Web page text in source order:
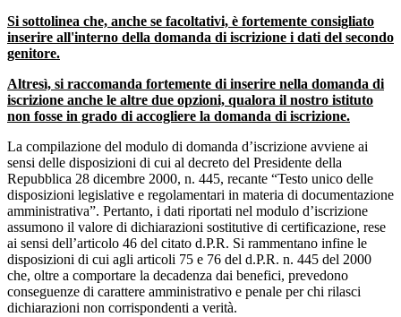
Si sottolinea che, anche se facoltativi, è fortemente consigliato
inserire all'interno della domanda di iscrizione i dati del secondo
genitore.
Altresì, si raccomanda fortemente di inserire nella domanda di
iscrizione anche le altre due opzioni, qualora il nostro istituto
non fosse in grado di accogliere la domanda di iscrizione.
La compilazione del modulo di domanda d’iscrizione avviene ai
sensi delle disposizioni di cui al decreto del Presidente della
Repubblica 28 dicembre 2000, n. 445, recante “Testo unico delle
disposizioni legislative e regolamentari in materia di documentazione
amministrativa”. Pertanto, i dati riportati nel modulo d’iscrizione
assumono il valore di dichiarazioni sostitutive di certificazione, rese
ai sensi dell’articolo 46 del citato d.P.R. Si rammentano infine le
disposizioni di cui agli articoli 75 e 76 del d.P.R. n. 445 del 2000
che, oltre a comportare la decadenza dai benefici, prevedono
conseguenze di carattere amministrativo e penale per chi rilasci
dichiarazioni non corrispondenti a verità.